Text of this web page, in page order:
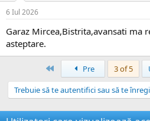
6 Iul 2026
Garaz Mircea,Bistrita,avansati ma
asteptare.
Prima Pre 3 of 5
Trebuie să te autentifici sau să te